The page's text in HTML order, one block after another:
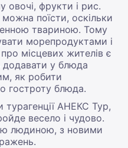
овочі, фрукти і рис.
поїсти, оскільки
твариною. Тому
морепродуктами і
місцевих жителів є
у блюда
як робити
гостроту блюда.
АНЕКС Тур,
весело і чудово.
людиною, з новими